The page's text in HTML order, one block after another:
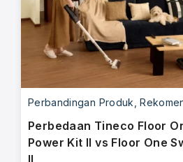
Perbandingan Produk ,
Perbedaan Tineco Floor
Power Kit II vs Floor One
II